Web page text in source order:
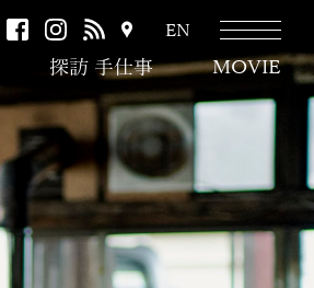
facebookinstagram
RSS
ク
セ
ス
EN
探訪 手仕事 MOVIE